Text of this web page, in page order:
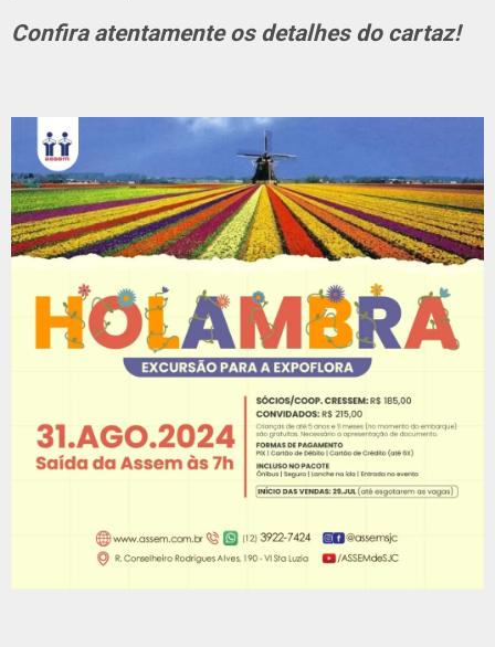
Confira atentamente os detalhes do cartaz!